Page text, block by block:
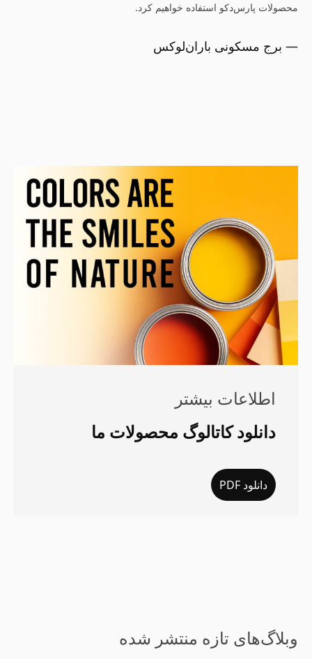
محصولات پارس‌دکو استفاده خواهیم کرد.
— برج مسکونی باران‌لوکس
اطلاعات بیشتر
دانلود کاتالوگ محصولات ما
دانلود PDF
وبلاگ‌های تازه منتشر شده